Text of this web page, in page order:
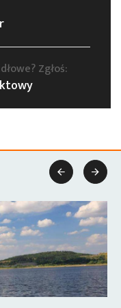
Zgłoś:
 